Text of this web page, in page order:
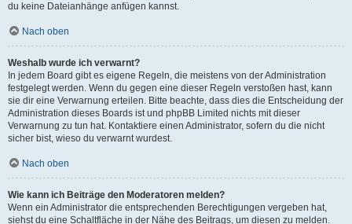
du keine Dateianhänge anfügen kannst.
Nach oben
Weshalb wurde ich verwarnt?
In jedem Board gibt es eigene Regeln, die meistens von der Administration
festgelegt werden. Wenn du gegen eine dieser Regeln verstoßen hast, kann
sie dir eine Verwarnung erteilen. Bitte beachte, dass dies die Entscheidung der
Administration dieses Boards ist und phpBB Limited nichts mit dieser
Verwarnung zu tun hat. Kontaktiere einen Administrator, sofern du die nicht
sicher bist, wieso du verwarnt wurdest.
Nach oben
Wie kann ich Beiträge den Moderatoren melden?
Wenn ein Administrator die entsprechenden Berechtigungen vergeben hat,
siehst du eine Schaltfläche in der Nähe des Beitrags, um diesen zu melden.